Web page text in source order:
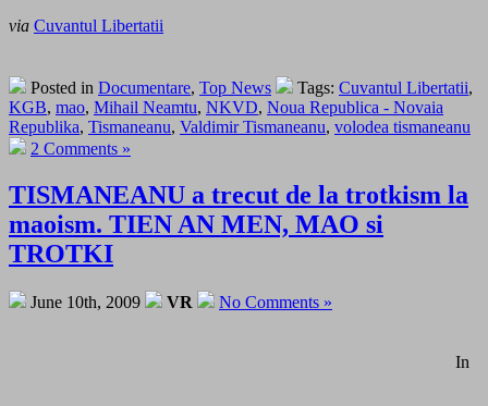
via Cuvantul Libertatii
Posted in Documentare, Top News Tags: Cuvantul Libertatii,
KGB, mao, Mihail Neamtu, NKVD, Noua Republica - Novaia
Republika, Tismaneanu, Valdimir Tismaneanu, volodea tismaneanu
2 Comments »
TISMANEANU a trecut de la trotkism la
maoism. TIEN AN MEN, MAO si
TROTKI
June 10th, 2009 VR No Comments »
In